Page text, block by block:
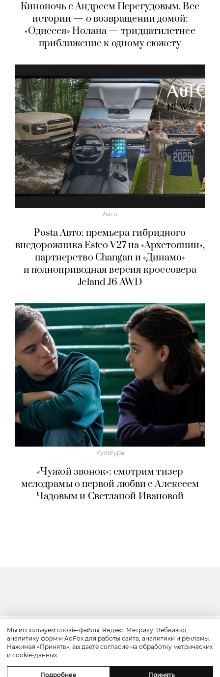
Киноночь с Андреем Перегудовым. Все
истории — о возвращении домой:
«Одиссея» Нолана — тридцатилетнее
приближение к одному сюжету
Авто
Posta Авто: премьера гибридного
внедорожника Esteo V27 на «Архстоянии»,
партнерство Changan и «Динамо»
и полноприводная версия кроссовера
Jeland J6 AWD
Культура
«Чужой звонок»: смотрим тизер
мелодрамы о первой любви с Алексеем
Чадовым и Светланой Ивановой
Культура
«Прайм-тайм»: трейлер драмы
Мы используем cookie-файлы, Яндекс.Метрику, Вебвизор,
аналитику форм и AdFox для работы сайта, аналитики и рекламы.
Нажимая «Принять», вы даете согласие на обработку метрических
и cookie-данных.
Подробнее Принять